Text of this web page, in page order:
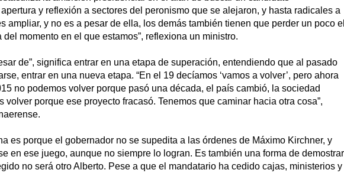
y reflexión a sectores del peronismo que se alejaron, y hasta radicales a
ampliar, y no es a pesar de ella, los demás también tienen que perder un poco
momento en el que estamos”, reflexiona un ministro.
de”, significa entrar en una etapa de superación, entendiendo que al pasado
entrar en una nueva etapa. “En el 19 decíamos ‘vamos a volver’, pero ahora
no podemos volver porque pasó una década, el país cambió, la sociedad
volver porque ese proyecto fracasó. Tenemos que caminar hacia otra cosa”,
es porque el gobernador no se supedita a las órdenes de Máximo Kirchner, y
en ese juego, aunque no siempre lo logran. Es también una forma de
no será otro Alberto. Pese a que el mandatario ha cedido cajas, ministerios y